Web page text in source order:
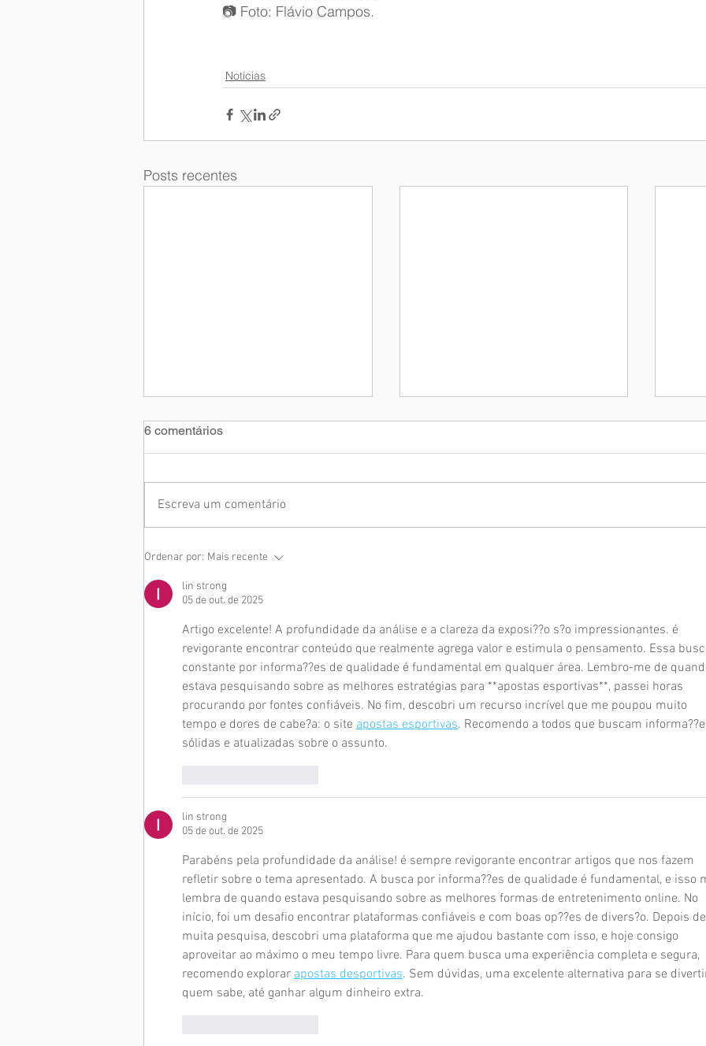
📷 Foto: Flávio Campos.
Notícias
Posts recentes
Assaltos a Vans de
Tripulantes Gol
6 comentários
Escreva um comentário
Ordenar por: Mais recente
lin strong
05 de out. de 2025
Artigo excelente! A profundidade da análise e a clareza da exposi??o s?o impressionantes. é
revigorante encontrar conteúdo que realmente agrega valor e estimula o pensamento. Essa
constante por informa??es de qualidade é fundamental em qualquer área. Lembro-me de
estava pesquisando sobre as melhores estratégias para **apostas esportivas**, passei horas
procurando por fontes confiáveis. No fim, descobri um recurso incrível que me poupou muito
tempo e dores de cabe?a: o site apostas esportivas. Recomendo a todos que buscam
sólidas e atualizadas sobre o assunto.
lin strong
05 de out. de 2025
Parabéns pela profundidade da análise! é sempre revigorante encontrar artigos que nos fazem
refletir sobre o tema apresentado. A busca por informa??es de qualidade é fundamental, e isso
lembra de quando estava pesquisando sobre as melhores formas de entretenimento online. No
início, foi um desafio encontrar plataformas confiáveis e com boas op??es de divers?o. Depois de
muita pesquisa, descobri uma plataforma que me ajudou bastante com isso, e hoje consigo
aproveitar ao máximo o meu tempo livre. Para quem busca uma experiência completa e segura,
recomendo explorar apostas desportivas. Sem dúvidas, uma excelente alternativa para se
quem sabe, até ganhar algum dinheiro extra.